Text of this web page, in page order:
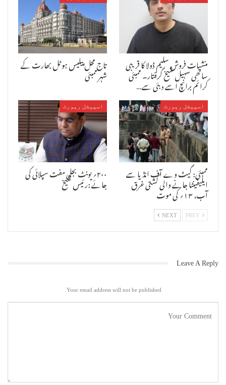
مہاراشٹر نو نرمان سینا ی جانب سے ایک مورچہ آج علاقائی کمشنریٹ پر
نکالاگیا جس میں مرہٹواڑہ کے مختلف مقامات سے پارٹی ورکرس سمیت کسان
بھی بیل گاڑیوں کے ساتھ شریک ہوئے۔ پارٹی ورکرس نے الزام لگایا کہ
سوکھے کے سبب پیدا شدہ حالات پر قابو پانے کے لئے حکومت اقدامات نہیں
کررہی ہے اور متاثرہ کسانوں کو امداد مہیا کرنے کی بجائے سی ایم ٹرافی
نعرے بازی کی او رمتاثرین کو امداد فراہم کرنے کا مطالبہ کیا اس موقع
پرپولس کا سخت انتظام تھا۔
منشیات فروش سلیم ڈولا کا قریبی
ساتھی سہیل شیخ گرفتار۔ ممبئی
کرائم برانچ اسے دبئی سے…
تاج محل پیلیس ہوٹل بھارت کے
شہر ممبئی
اسپیشل رپورٹ
ممبئی: گیٹ وے آف انڈیا سے
ایلیفینٹا جانے والی کشتی غرق
آب، ۱۳؍ کی موت
اسپیشل رپورٹ
۲۰۰؍ یونٹ بجلی مفت سپلائی کی
جائے :رئیس شیخ
NEXT
Leave A Reply
Your email address will not be published.